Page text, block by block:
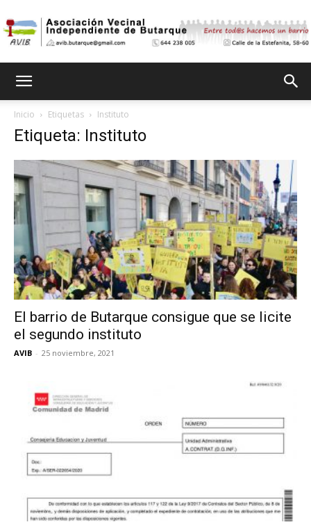
Independiente
de
Butarque
Inicio Etiquetas Instituto
Etiqueta: Instituto
El barrio de Butarque consigue que se licite
el segundo instituto
AVIB - 25 noviembre, 2021